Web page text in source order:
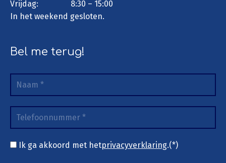
Vrijdag:
8:30 – 15:00
In het weekend gesloten.
Bel me terug!
Ik ga akkoord met hetprivacyverklaring.(*)